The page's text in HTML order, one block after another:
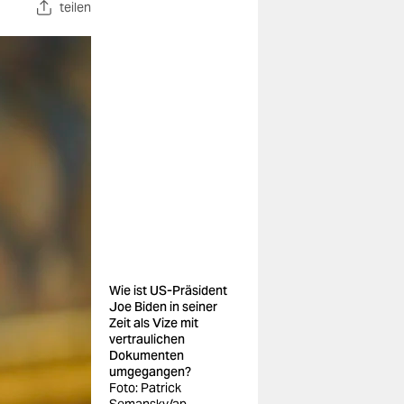
teilen
Wie ist US-Präsident
Joe Biden in seiner
Zeit als Vize mit
vertraulichen
Dokumenten
umgegangen?
Foto: Patrick